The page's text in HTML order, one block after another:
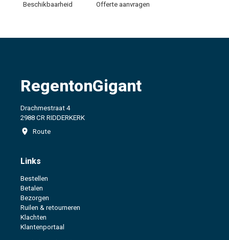
Beschikbaarheid Offerte aanvragen
RegentonGigant
Drachmestraat 4
2988 CR RIDDERKERK
Route
Links
Bestellen
Betalen
Bezorgen
Ruilen & retourneren
Klachten
Klantenportaal